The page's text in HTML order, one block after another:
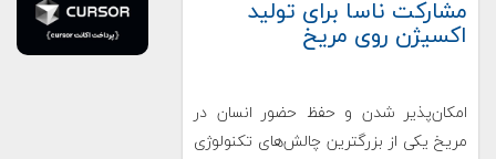
مشارکت ناسا برای تولید
اکسیژن روی مریخ
امکان‌پذیر شدن و حفظ حضور انسان در
مریخ یکی از بزرگترین چالش‌های تکنولوژی